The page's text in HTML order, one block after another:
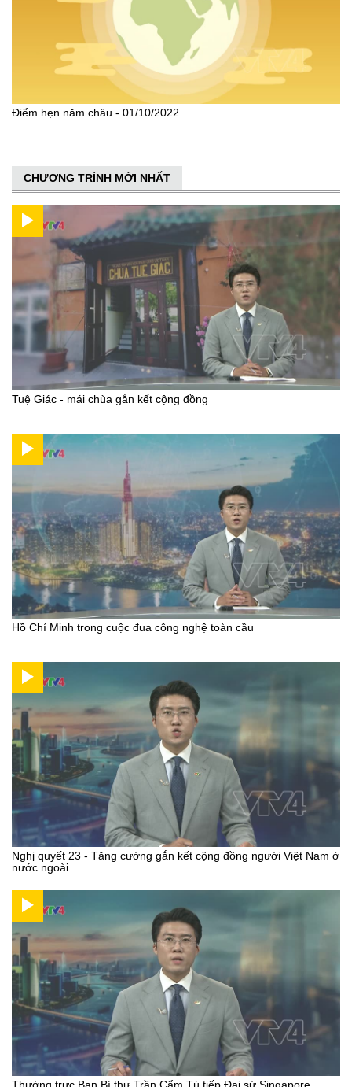
Điểm hẹn năm châu - 01/10/2022
CHƯƠNG TRÌNH MỚI NHẤT
Tuệ Giác - mái chùa gắn kết cộng đồng
Hồ Chí Minh trong cuộc đua công nghệ toàn cầu
Nghị quyết 23 - Tăng cường gắn kết cộng đồng người Việt Nam ở
nước ngoài
Thường trực Ban Bí thư Trần Cẩm Tú tiếp Đại sứ Singapore